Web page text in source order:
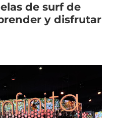
de surf de
y disfrutar